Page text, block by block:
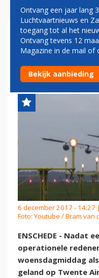
GELAND OP
AIRPORT
6 december 2017 - 14:27
Foto: Youtube / Bram van
ENSCHEDE - Nadat
operationele
woensdagmiddag
geland op Twente
Ontvang een jaar lang
Luchtvaartnieuws en
toegang tot al het
Ontvang tevens 12
Magazine in de mail of
Bekijk aanbieding